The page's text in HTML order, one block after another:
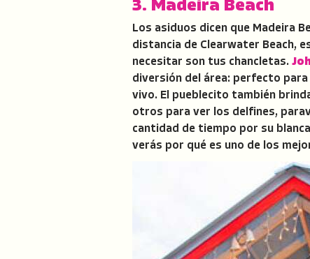
3. Madeira Beach
Los asiduos dicen que Madeira
distancia de Clearwater Beach,
necesitar son tus chancletas.
diversión del área: perfecto
vivo. El pueblecito también
otros para ver los delfines,
cantidad de tiempo por su
verás por qué es uno de los